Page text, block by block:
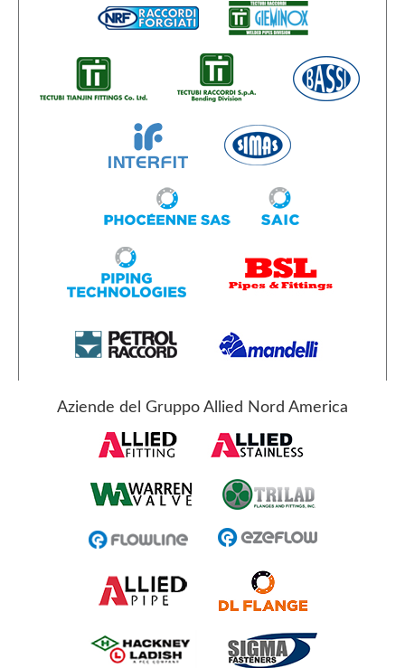
Aziende del Gruppo Allied Nord America